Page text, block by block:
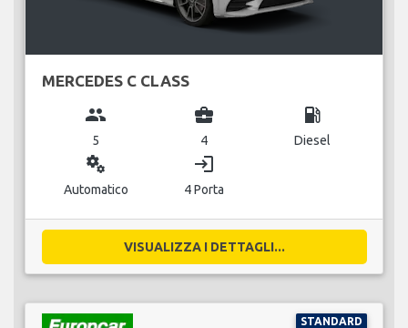
MERCEDES C CLASS
group
5
business_center
4
local_gas_station
Diesel
miscellaneous_services
Automatico
login
4 Porta
VISUALIZZA I DETTAGLI...
STANDARD